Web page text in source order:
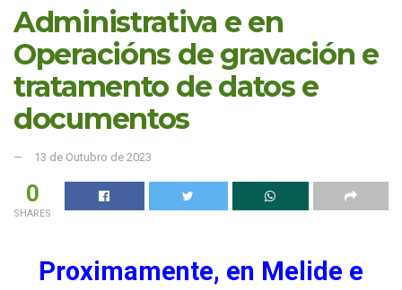
Administrativa e en
Operacións de gravación e
tratamento de datos e
documentos
13 de Outubro de 2023
0
SHARES
Proximamente, en Melide e